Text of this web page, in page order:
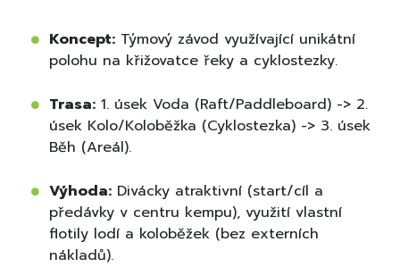
Koncept: Týmový závod využívající unikátní
polohu na křižovatce řeky a cyklostezky.
Trasa: 1. úsek Voda (Raft/Paddleboard) -> 2.
úsek Kolo/Koloběžka (Cyklostezka) -> 3. úsek
Běh (Areál).
Výhoda: Divácky atraktivní (start/cíl a
předávky v centru kempu), využití vlastní
flotily lodí a koloběžek (bez externích
nákladů).